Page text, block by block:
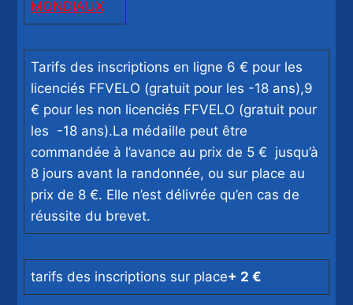
MONDIAUX
Tarifs des inscriptions en ligne 6 € pour les
licenciés FFVELO (gratuit pour les -18 ans),9
€ pour les non licenciés FFVELO (gratuit pour
les -18 ans).La médaille peut être
commandée à l’avance au prix de 5 € jusqu’à
8 jours avant la randonnée, ou sur place au
prix de 8 €. Elle n’est délivrée qu’en cas de
réussite du brevet.
tarifs des inscriptions sur place+ 2 €